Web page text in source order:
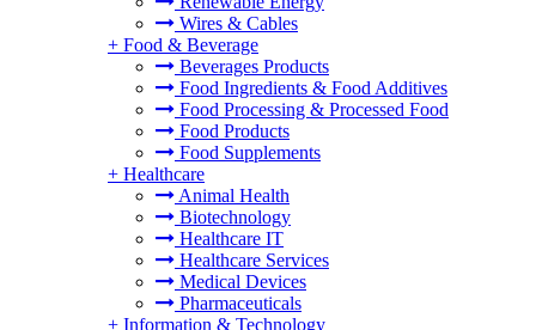
Wires & Cables
+ Food & Beverage
Beverages Products
Food Ingredients & Food Additives
Food Processing & Processed Food
Food Products
Food Supplements
+ Healthcare
Animal Health
Biotechnology
Healthcare IT
Healthcare Services
Medical Devices
Pharmaceuticals
+ Information & Technology